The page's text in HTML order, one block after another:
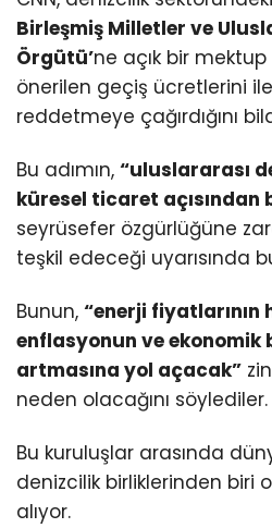
Birleşmiş Milletler ve
Örgütü’ne açık bir
önerilen geçiş ücretlerini ile
reddetmeye çağırdığını
Bu adımın, “uluslararası
küresel ticaret
seyrüsefer özgürlüğüne
teşkil edeceği uyarısında
Bunun, “enerji fiyatlarının
enflasyonun ve ekonomik
artmasına yol açacak”
neden olacağını söylediler.
Bu kuruluşlar arasında
denizcilik birliklerinden biri
alıyor.